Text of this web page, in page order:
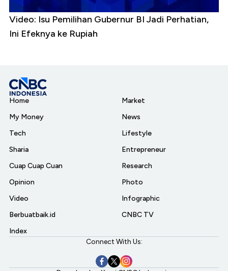
Video: Isu Pemilihan Gubernur BI Jadi Perhatian,
Ini Efeknya ke Rupiah
Home
My Money
Tech
Sharia
Cuap Cuap Cuan
Opinion
Video
Berbuatbaik.id
Index
Market
News
Lifestyle
Entrepreneur
Research
Photo
Infographic
CNBC TV
Connect With Us: